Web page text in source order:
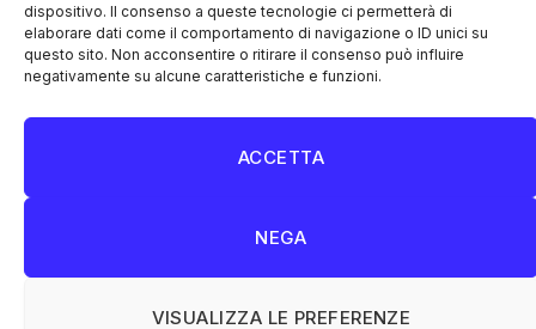
dispositivo. Il consenso a queste tecnologie ci permetterà di
elaborare dati come il comportamento di navigazione o ID unici su
questo sito. Non acconsentire o ritirare il consenso può influire
negativamente su alcune caratteristiche e funzioni.
ACCETTA
NEGA
VISUALIZZA LE PREFERENZE
FacebookInstagram
© 2026 IL MONDO "Sic Mundus Creatus Est" , edito da: McGuffin